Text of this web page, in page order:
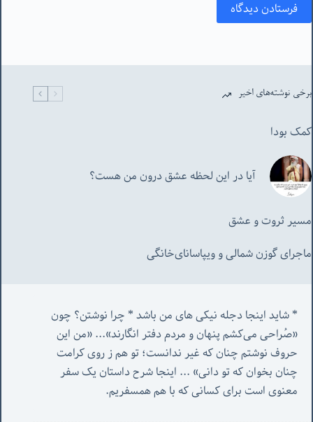
فرستادن دیدگاه
برخی نوشته‌های اخیر
کمک بودا
آیا در این لحظه عشق درون من هست؟
مسیر ثروت و عشق
ماجرای گوزن شمالی و‌ ویپاسانای‌خانگی
«صُراحی می‌کشم پنهان‌ و مردم‌ دفتر انگارند»... «
چنان بخوان که تو دانی» ...
معنوی است برای کسانی که با هم همسفریم.